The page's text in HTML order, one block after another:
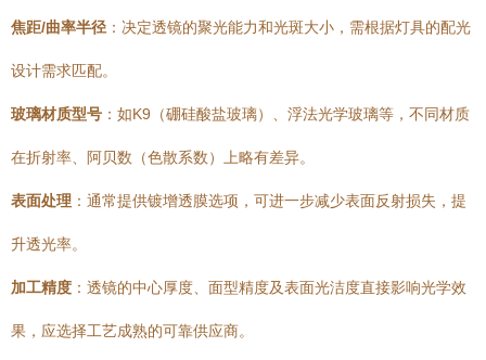
焦距/曲率半径 ：决定透镜的聚光能力和光斑大小，需根据灯具的配光
设计需求匹配。
玻璃材质型号 ：如K9（硼硅酸盐玻璃）、浮法光学玻璃等，不同材质
在折射率、阿贝数（色散系数）上略有差异。
表面处理 ：通常提供镀增透膜选项，可进一步减少表面反射损失，提
升透光率。
加工精度 ：透镜的中心厚度、面型精度及表面光洁度直接影响光学效
果，应选择工艺成熟的可靠供应商。